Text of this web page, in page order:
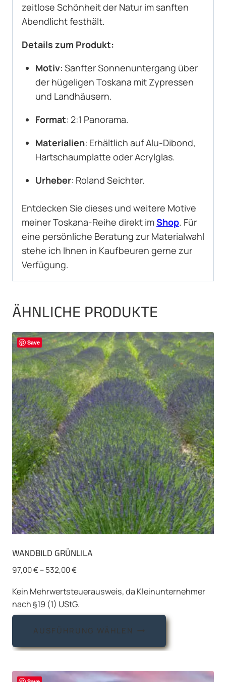
zeitlose Schönheit der Natur im sanften
Abendlicht festhält.
Details zum Produkt:
Motiv: Sanfter Sonnenuntergang über
der hügeligen Toskana mit Zypressen
und Landhäusern.
Format: 2:1 Panorama.
Materialien: Erhältlich auf Alu-Dibond,
Hartschaumplatte oder Acrylglas.
Urheber: Roland Seichter.
Entdecken Sie dieses und weitere Motive
meiner Toskana-Reihe direkt imShop. Für
eine persönliche Beratung zur Materialwahl
stehe ich Ihnen in Kaufbeuren gerne zur
Verfügung.
ÄHNLICHE PRODUKTE
Save
WANDBILD GRÜNLILA
97,00€–532,00€
Kein Mehrwertsteuerausweis, da Kleinunternehmer
nach §19 (1) UStG.
AUSFÜHRUNG WÄHLEN
Dieses
weist